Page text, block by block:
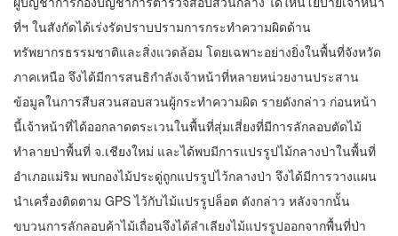
ที่ฯ ในสังกัดได้เร่งรัดปราบปรามการกระทำความผิดด้าน
ทรัพยากรธรรมชาติและสิ่งแวดล้อม โดยเฉพาะอย่างยิ่งในพื้นที่จังหวัด
ภาคเหนือ จึงได้มีการสนธิกำลังเจ้าหน้าที่หลายหน่วยงานประสาน
ข้อมูลในการสืบสวนสอบสวนผู้กระทำความผิด รายดังกล่าว ก่อนหน้า
นี้เจ้าหน้าที่ได้ออกลาดตระเวนในพื้นที่สุ่มเสี่ยงที่มีการลักลอบตัดไม้
ทำลายป่าพื้นที่ จ.เชียงใหม่ และได้พบมีการแปรรูปไม้กลางป่าในพื้นที่
อำเภอแม่ริม พบกองไม้ประดู่ถูกแปรรูปไว้กลางป่า จึงได้มีการวางแผน
นำเครื่องติดตาม GPS ไว้กับไม้แปรรูปล็อต ดังกล่าว หลังจากนั้น
ขบวนการลักลอบค้าไม้เถื่อนจึงได้ลำเลียงไม้แปรรูปออกจากพื้นที่ป่า